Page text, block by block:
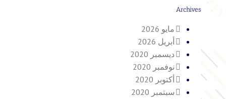
Archives
مايو 2026
أبريل 2026
ديسمبر 2020
نوفمبر 2020
أكتوبر 2020
سبتمبر 2020